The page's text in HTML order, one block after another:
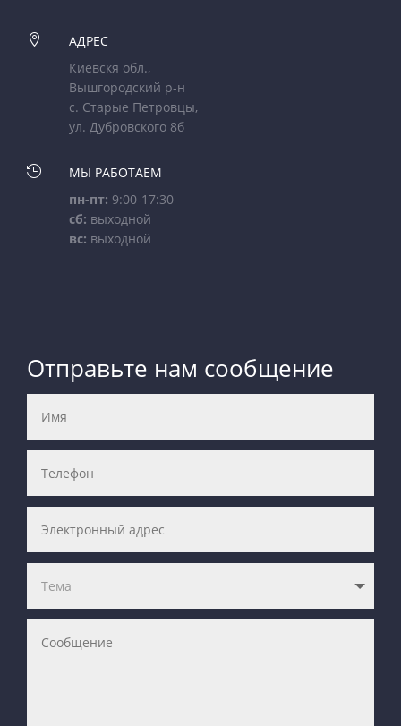

АДРЕС
Киевскя обл.,
Вышгородский р-н
с. Старые Петровцы,
ул. Дубровского 8б

МЫ РАБОТАЕМ
пн-пт: 9:00-17:30
сб: выходной
вс: выходной
Отправьте нам сообщение